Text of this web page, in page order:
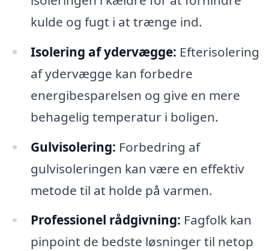
kulde og fugt i at trænge ind.
Isolering af ydervægge: Efterisolering
af ydervægge kan forbedre
energibesparelsen og give en mere
behagelig temperatur i boligen.
Gulvisolering: Forbedring af
gulvisoleringen kan være en effektiv
metode til at holde på varmen.
Professionel rådgivning: Fagfolk kan
pinpoint de bedste løsninger til netop